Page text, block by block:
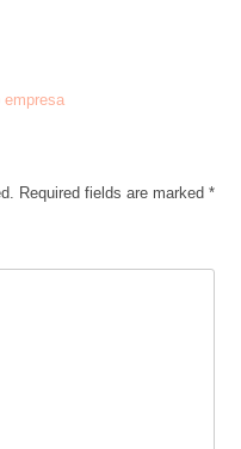
empresa
Required fields are marked *